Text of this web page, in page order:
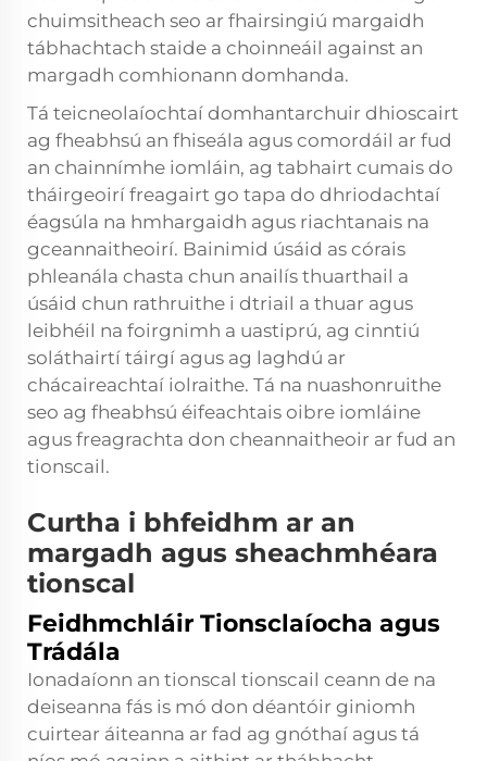
chuimsitheach seo ar fhairsingiú margaidh
tábhachtach staide a choinneáil against an
margadh comhionann domhanda.
Tá teicneolaíochtaí domhantarchuir dhioscairt
ag fheabhsú an fhiseála agus comordáil ar fud
an chainnímhe iomláin, ag tabhairt cumais do
tháirgeoirí freagairt go tapa do dhriodachtaí
éagsúla na hmhargaidh agus riachtanais na
gceannaitheoirí. Bainimid úsáid as córais
phleanála chasta chun anailís thuarthail a
úsáid chun rathruithe i dtriail a thuar agus
leibhéil na foirgnimh a uastiprú, ag cinntiú
soláthairtí táirgí agus ag laghdú ar
chácaireachtaí iolraithe. Tá na nuashonruithe
seo ag fheabhsú éifeachtais oibre iomláine
agus freagrachta don cheannaitheoir ar fud an
tionscail.
Curtha i bhfeidhm ar an
margadh agus sheachmhéara
tionscal
Feidhmchláir Tionsclaíocha agus
Trádála
Ionadaíonn an tionscal tionscail ceann de na
deiseanna fás is mó don déantóir giniomh
cuirtear áiteanna ar fad ag gnóthaí agus tá